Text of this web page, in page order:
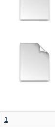
1